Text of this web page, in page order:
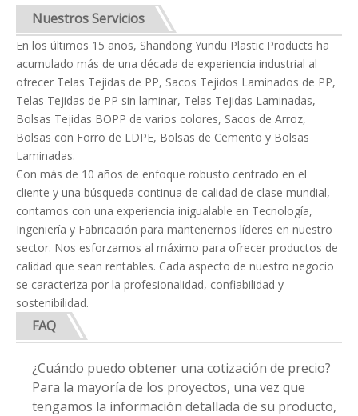
Nuestros Servicios
En los últimos 15 años, Shandong Yundu Plastic Products ha
acumulado más de una década de experiencia industrial al
ofrecer Telas Tejidas de PP, Sacos Tejidos Laminados de PP,
Telas Tejidas de PP sin laminar, Telas Tejidas Laminadas,
Bolsas Tejidas BOPP de varios colores, Sacos de Arroz,
Bolsas con Forro de LDPE, Bolsas de Cemento y Bolsas
Laminadas.
Con más de 10 años de enfoque robusto centrado en el
cliente y una búsqueda continua de calidad de clase mundial,
contamos con una experiencia inigualable en Tecnología,
Ingeniería y Fabricación para mantenernos líderes en nuestro
sector. Nos esforzamos al máximo para ofrecer productos de
calidad que sean rentables. Cada aspecto de nuestro negocio
se caracteriza por la profesionalidad, confiabilidad y
sostenibilidad.
FAQ
¿Cuándo puedo obtener una cotización de precio?
Para la mayoría de los proyectos, una vez que
tengamos la información detallada de su producto,